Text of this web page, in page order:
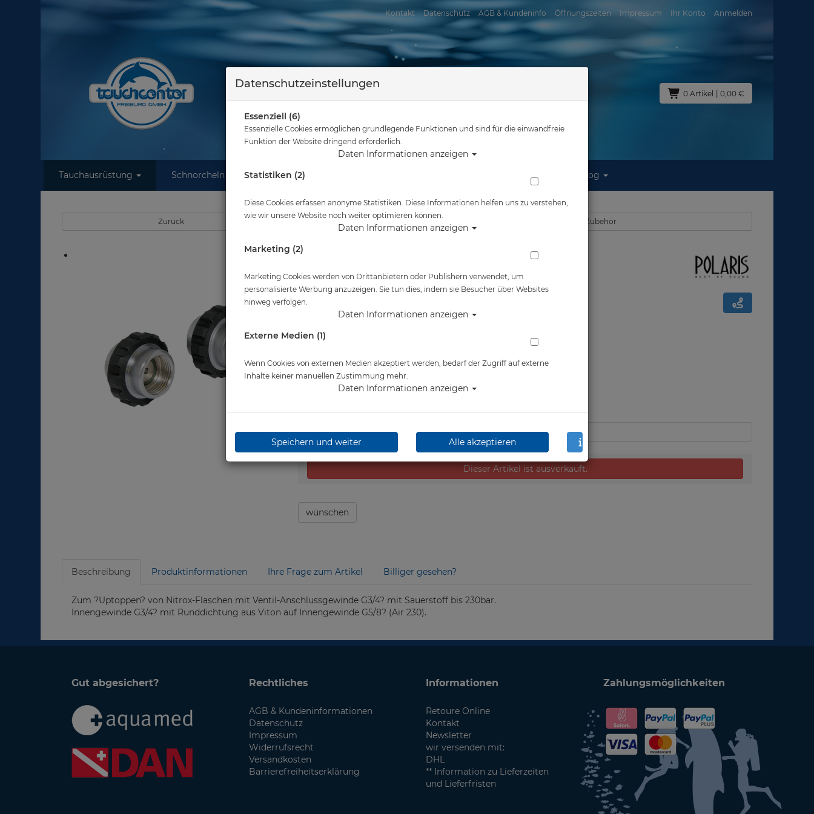
Kontakt Datenschutz AGB & Kundeninfo Öffnungszeiten Impressum Ihr Konto Anmelden
0 Artikel | 0,00 €
Tauchausrüstung Schnorcheln Wassersport Reisen Blog
Sie sind hier Tauchausrüstung Polaris Fülladapter 232 bar #
Zurück Alle Artikel zeigen aus: Brücken - Ventile - Zubehör
Polaris Fülladapter 232 bar #
Artikelnr.: pol-587180
Herstellerpreis: 35,00 €
35,00 €*
Dieser Artikel ist ausverkauft.
wünschen
Beschreibung Produktinformationen Ihre Frage zum Artikel Billiger gesehen?
Zum ?Uptoppen? von Nitrox-Flaschen mit Ventil-Anschlussgewinde G3/4? mit Sauerstoff bis 230bar.
Innengewinde G3/4? mit Runddichtung aus Viton auf Innengewinde G5/8? (Air 230).
Gut abgesichert? Rechtliches
AGB & Kundeninformationen
Datenschutz
Impressum
Widerrufsrecht
Versandkosten
Barrierefreiheitserklärung
Informationen
Retoure Online
Kontakt
Newsletter
wir versenden mit:
DHL
** Information zu Lieferzeiten
und Lieferfristen
Zahlungsmöglichkeiten
Datenschutzeinstellungen
Essenziell (6)
Essenzielle Cookies ermöglichen grundlegende Funktionen und sind für die einwandfreie
Funktion der Website dringend erforderlich.
Daten Informationen anzeigen
Statistiken (2)
Diese Cookies erfassen anonyme Statistiken. Diese Informationen helfen uns zu verstehen,
wie wir unsere Website noch weiter optimieren können.
Daten Informationen anzeigen
Marketing (2)
Marketing Cookies werden von Drittanbietern oder Publishern verwendet, um
personalisierte Werbung anzuzeigen. Sie tun dies, indem sie Besucher über Websites
hinweg verfolgen.
Daten Informationen anzeigen
Externe Medien (1)
Wenn Cookies von externen Medien akzeptiert werden, bedarf der Zugriff auf externe
Inhalte keiner manuellen Zustimmung mehr.
Daten Informationen anzeigen
Speichern und weiter Alle akzeptieren